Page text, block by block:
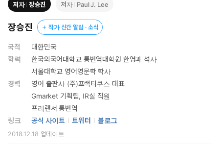
저자 장승진 저자 Paul J. Lee
장승진 작가 신간 알림 · 소식
국적
대한민국
학력
한국외국어대학교 통번역대학원 한영과 석사
서울대학교 영어영문학 학사
경력
영어 출판사 (주)프랙티쿠스 대표
Gmarket 기획팀, IR실 직원
프리랜서 통번역
링크
공식 사이트 트위터 블로그
2018.12.18 업데이트